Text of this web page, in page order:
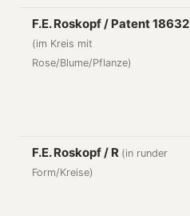
F.E. Roskopf / Patent 18632
(im Kreis mit
Rose/Blume/Pflanze)
F.E. Roskopf / R (in runder
Form/Kreise)